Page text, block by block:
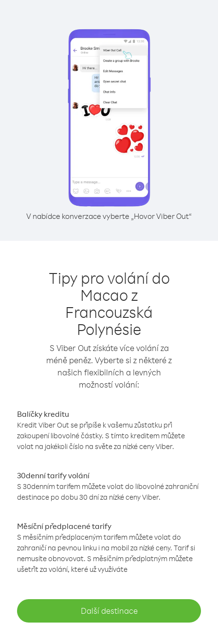
V nabídce konverzace vyberte „Hovor Viber Out“
Tipy pro volání do
Macao z
Francouzská
Polynésie
S Viber Out získáte více volání za
méně peněz. Vyberte si z některé z
našich flexibilních a levných
možností volání:
Balíčky kreditu
Kredit Viber Out se připíše k vašemu zůstatku při
zakoupení libovolné částky. S tímto kreditem můžete
volat na jakékoli číslo na světe za nízké ceny Viber.
30denní tarify volání
S 30denním tarifem můžete volat do libovolné zahraniční
destinace po dobu 30 dní za nízké ceny Viber.
Měsíční předplacené tarify
S měsíčním předplaceným tarifem můžete volat do
zahraničí na pevnou linku i na mobil za nízké ceny. Tarif si
nemusíte obnovovat. S měsíčním předplatným můžete
ušetřit za volání, které už využíváte
Další destinace